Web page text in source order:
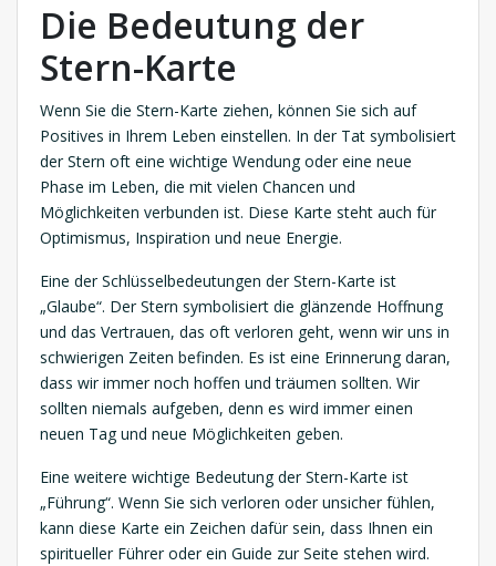
Die Bedeutung der
Stern-Karte
Wenn Sie die Stern-Karte ziehen, können Sie sich auf
Positives in Ihrem Leben einstellen. In der Tat symbolisiert
der Stern oft eine wichtige Wendung oder eine neue
Phase im Leben, die mit vielen Chancen und
Möglichkeiten verbunden ist. Diese Karte steht auch für
Optimismus, Inspiration und neue Energie.
Eine der Schlüsselbedeutungen der Stern-Karte ist
„Glaube“. Der Stern symbolisiert die glänzende Hoffnung
und das Vertrauen, das oft verloren geht, wenn wir uns in
schwierigen Zeiten befinden. Es ist eine Erinnerung daran,
dass wir immer noch hoffen und träumen sollten. Wir
sollten niemals aufgeben, denn es wird immer einen
neuen Tag und neue Möglichkeiten geben.
Eine weitere wichtige Bedeutung der Stern-Karte ist
„Führung“. Wenn Sie sich verloren oder unsicher fühlen,
kann diese Karte ein Zeichen dafür sein, dass Ihnen ein
spiritueller Führer oder ein Guide zur Seite stehen wird.